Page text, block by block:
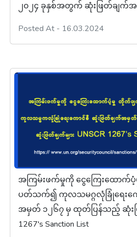
၂၀၂၄ ခုနှစ်အတွက် ဆုံးဖြတ်ချက်အ
Posted At - 16.03.2024
အကြမ်းဖက်မှုကို ငွေကြေးထောက်
ပတ်သက်၍ ကုလသမဂ္ဂလုံခြုံရေးက
အမှတ် ၁၂၆၇ မှ ထုတ်ပြန်သည့် ဆုံးဖြ
1267's Sanction List